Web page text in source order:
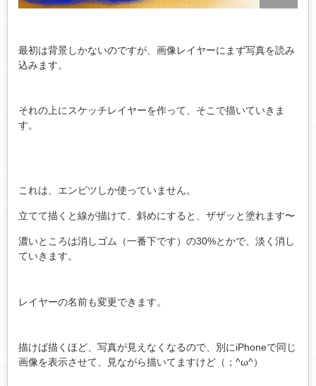
最初は背景しかないのですが、画像レイヤーにまず写真を読み
込みます。
それの上にスケッチレイヤーを作って、そこで描いていきま
す。
これは、エンピツしか使っていません。
立てて描くと線が描けて、斜めにすると、ザザッと塗れます〜
濃いところは消しゴム（一番下です）の30%とかで、淡く消し
ていきます。
レイヤーの名前も変更できます。
描けば描くほど、写真が見えなくなるので、別にiPhoneで同じ
画像を表示させて、見ながら描いてますけど（；^ω^）